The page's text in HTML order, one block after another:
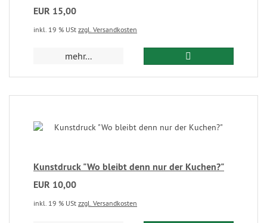
EUR 15,00
inkl. 19 % USt zzgl. Versandkosten
mehr...
Kunstdruck "Wo bleibt denn nur der Kuchen?"
EUR 10,00
inkl. 19 % USt zzgl. Versandkosten